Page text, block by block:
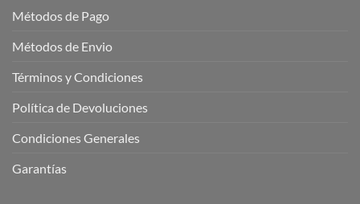
Métodos de Pago
Métodos de Envio
Términos y Condiciones
Política de Devoluciones
Condiciones Generales
Garantías